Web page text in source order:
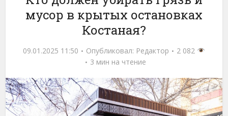
мусор в крытых остановках
Костаная?
09.01.2025 11:50 Опубликовал: Редактор
2 082
3 мин на чтение